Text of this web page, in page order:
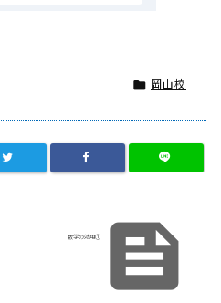
 岡山校

数学の効用①